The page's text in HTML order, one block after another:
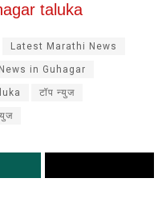
taluka
Latest Marathi News
News in Guhagar
टॉप न्युज